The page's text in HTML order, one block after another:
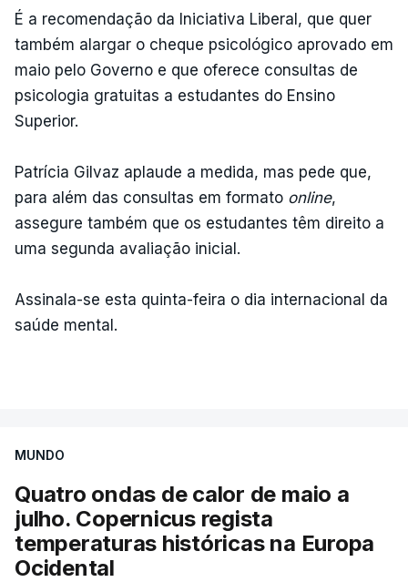
É a recomendação da Iniciativa Liberal, que quer
também alargar o cheque psicológico aprovado em
maio pelo Governo e que oferece consultas de
psicologia gratuitas a estudantes do Ensino
Superior.
Patrícia Gilvaz aplaude a medida, mas pede que,
para além das consultas em formato online,
assegure também que os estudantes têm direito a
uma segunda avaliação inicial.
Assinala-se esta quinta-feira o dia internacional da
saúde mental.
MUNDO
Quatro ondas de calor de maio a
julho. Copernicus regista
temperaturas históricas na Europa
Ocidental